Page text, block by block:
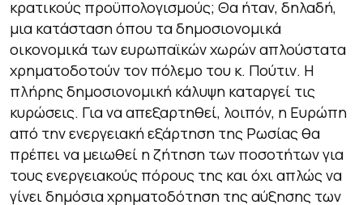
κρατικούς προϋπολογισμούς; Θα ήταν, δηλαδή,
μια κατάσταση όπου τα δημοσιονομικά
οικονομικά των ευρωπαϊκών χωρών απλούστατα
χρηματοδοτούν τον πόλεμο του κ. Πούτιν. Η
πλήρης δημοσιονομική κάλυψη καταργεί τις
κυρώσεις. Για να απεξαρτηθεί, λοιπόν, η Ευρώπη
από την ενεργειακή εξάρτηση της Ρωσίας θα
πρέπει να μειωθεί η ζήτηση των ποσοτήτων για
τους ενεργειακούς πόρους της και όχι απλώς να
γίνει δημόσια χρηματοδότηση της αύξησης των